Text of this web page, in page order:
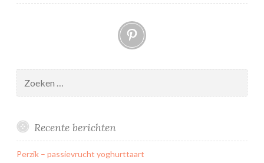
Pinterest
naar:
Recente berichten
Perzik – passievrucht yoghurttaart